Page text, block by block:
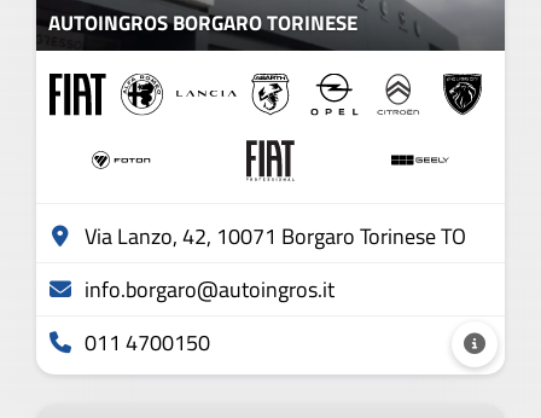
AUTOINGROS BORGARO TORINESE
Via Lanzo, 42, 10071 Borgaro Torinese TO
info.borgaro@autoingros.it
011 4700150